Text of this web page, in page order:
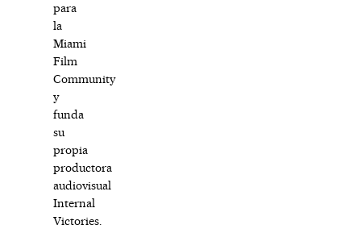
para
la
Miami
Film
Community
y
funda
su
propia
productora
audiovisual
Internal
Victories.